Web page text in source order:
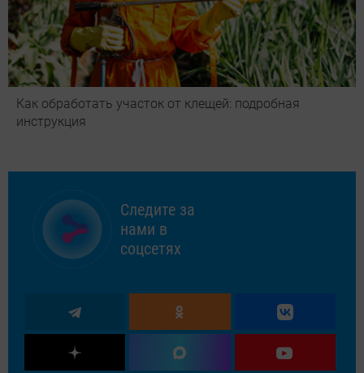
Как обработать участок от клещей: подробная
инструкция
Следите за
нами в
соцсетях